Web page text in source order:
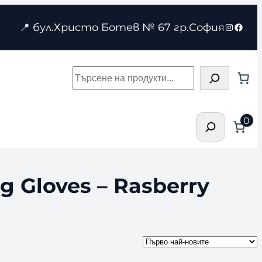
📍 бул.Христо Ботев № 67 гр.София
Търсене
Търсене0
Gloves – Rasberry